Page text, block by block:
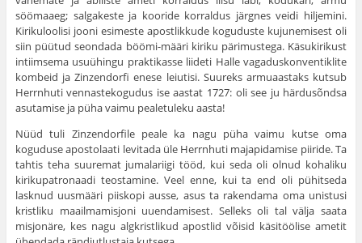
söömaaeg; salgakeste ja kooride korraldus järgnes veidi hiljemini.
Kirikuloolisi jooni esimeste apostlikkude koguduste kujunemisest oli
siin püütud seondada böömi-määri kiriku pärimustega. Käsukirikust
intiim­sema usuühingu praktikasse liideti Halle vagaduskonventiklite
kombeid ja Zinzendorfi enese leiutisi. Suureks armuaastaks kut­sub
Herrnhuti vennastekogudus ise aastat 1727: oli see ju härdusõndsa
asutamise ja püha vaimu pealetuleku aasta!
Nüüd tuli Zinzendorfile peale ka nagu püha vaimu kutse oma
koguduse apostolaati levitada üle Herrnhuti majapidamise piiride. Ta
tahtis teha suuremat jumalariigi tööd, kui seda oli olnud kohaliku
kirikupatronaadi teostamine. Veel enne, kui ta end oli pühitseda
lasknud uusmääri piiskopi ausse, asus ta raken­dama oma unistusi
kristliku maailmamisjoni uuendamisest. Sel­leks oli tal välja saata
misjonäre, kes nagu algkristlikud apost­lid võisid käsitöölise ametit